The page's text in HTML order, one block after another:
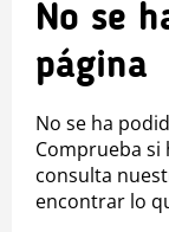
No se
página
No se ha
Comprueba si
consulta
encontrar lo